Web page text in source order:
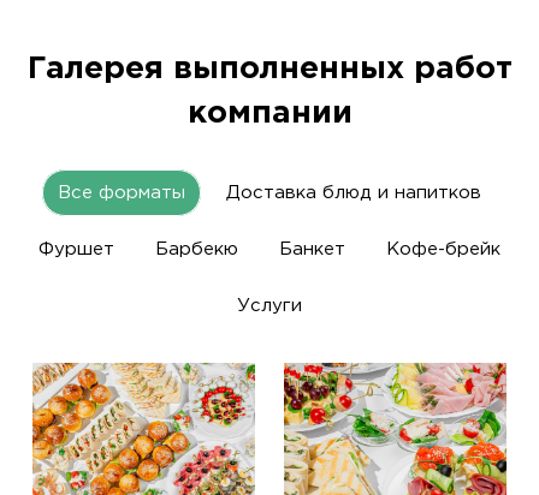
Галерея выполненных работ
компании
Все форматы Доставка блюд и напитков
Фуршет Барбекю Банкет Кофе-брейк
Услуги